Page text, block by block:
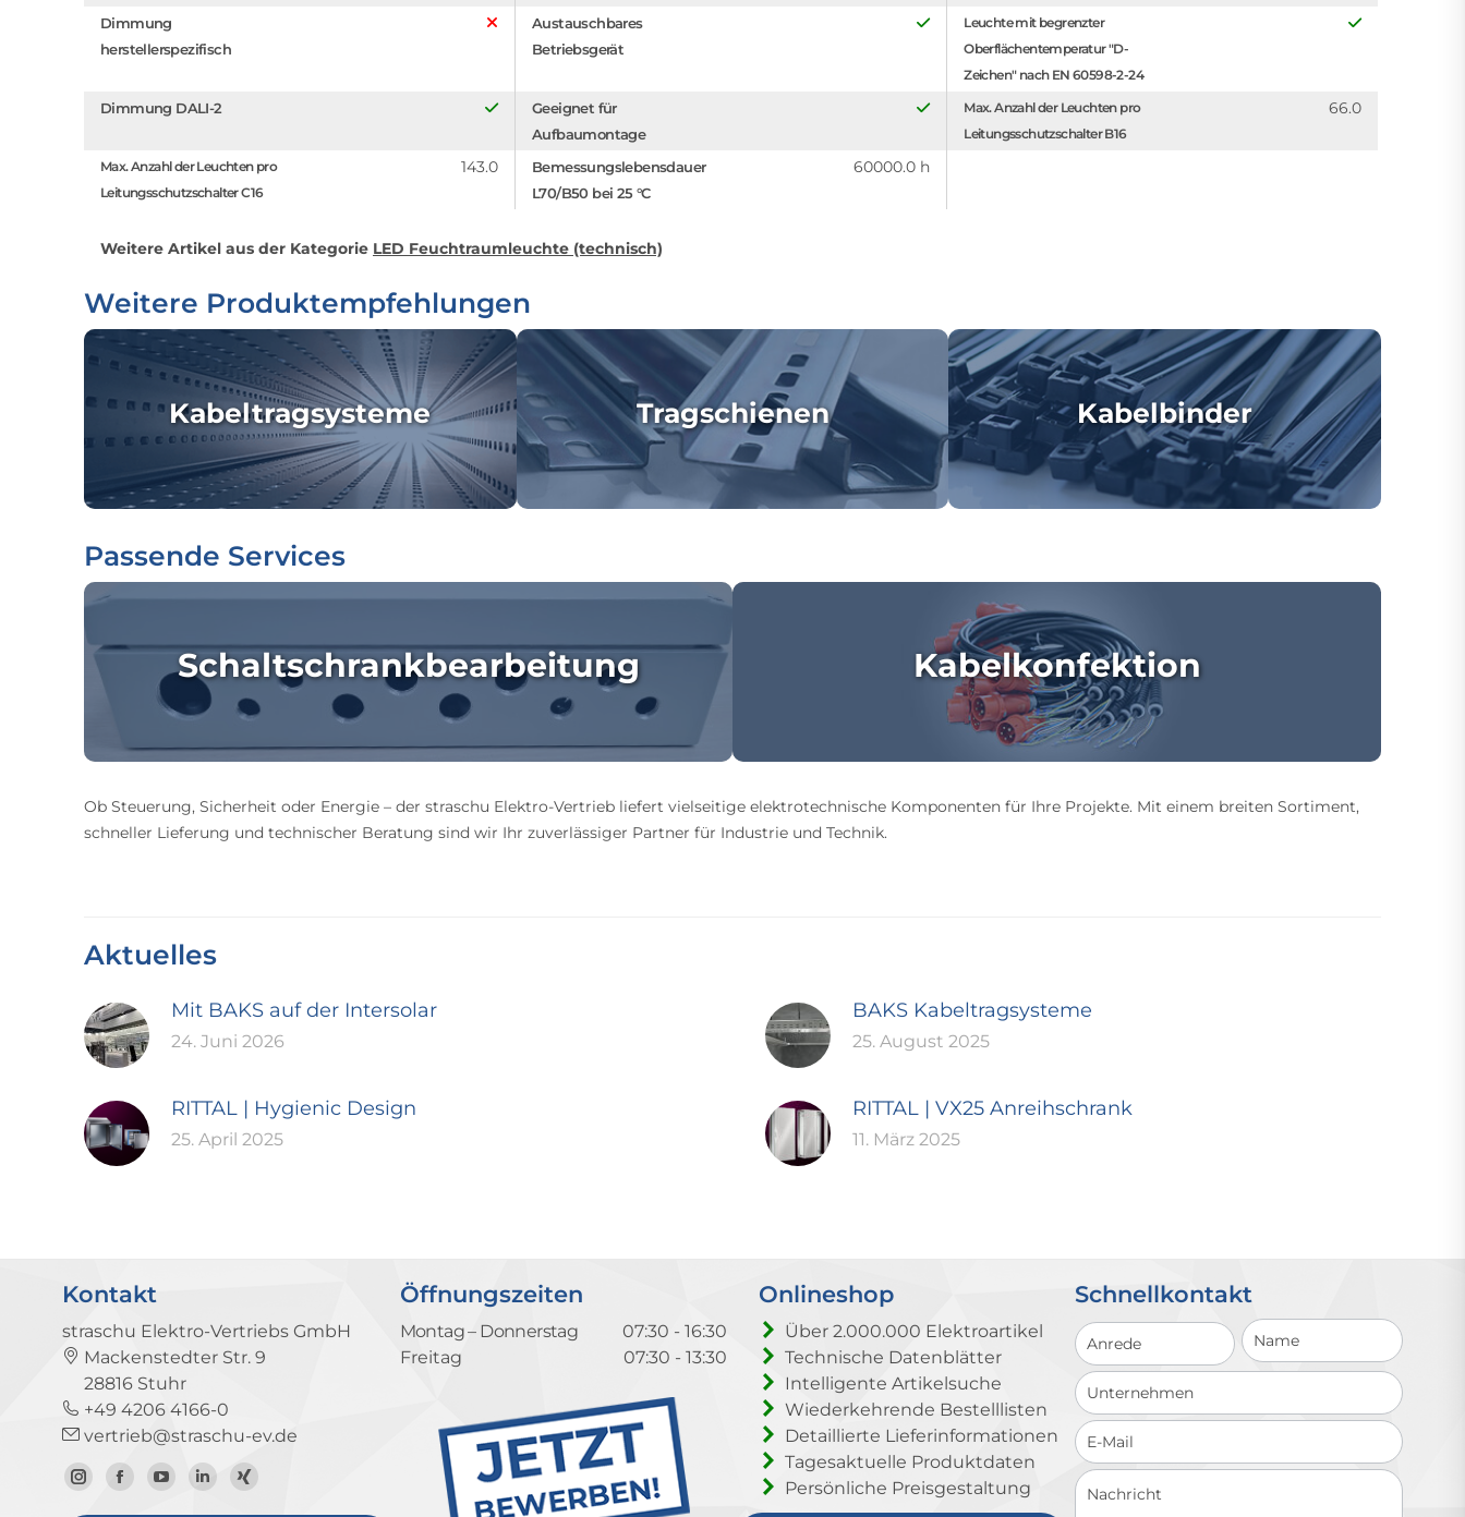
Dimmung
herstellerspezifisch
Austauschbares
Betriebsgerät
Leuchte mit begrenzter
Oberflächentemperatur "D-
Zeichen" nach EN 60598-2-24
Dimmung DALI-2
Geeignet für
Aufbaumontage
Max. Anzahl der Leuchten pro
Leitungsschutzschalter B16
66.0
Max. Anzahl der Leuchten pro
Leitungsschutzschalter C16
143.0
Bemessungslebensdauer
L70/B50 bei 25 °C
60000.0 h
Weitere Artikel aus der Kategorie LED Feuchtraumleuchte (technisch)
Weitere Produktempfehlungen
Kabeltragsysteme Tragschienen Kabelbinder
Passende Services
Schaltschrankbearbeitung Kabelkonfektion
Ob Steuerung, Sicherheit oder Energie – der straschu Elektro-Vertrieb liefert vielseitige elektrotechnische Komponenten für Ihre Projekte. Mit einem breiten Sortiment,
schneller Lieferung und technischer Beratung sind wir Ihr zuverlässiger Partner für Industrie und Technik.
Aktuelles
Mit BAKS auf der Intersolar
24. Juni 2026
BAKS Kabeltragsysteme
25. August 2025
RITTAL | Hygienic Design
25. April 2025
RITTAL | VX25 Anreihschrank
11. März 2025
Kontakt
straschu Elektro-Vertriebs GmbH
Mackenstedter Str. 9
28816 Stuhr
+49 4206 4166-0
vertrieb@straschu-ev.de
ZumZur
ZumZumZum
Öffnungszeiten
Montag – Donnerstag
07:30 - 16:30
Freitag
07:30 - 13:30
Onlineshop
Über 2.000.000 Elektroartikel
Technische Datenblätter
Intelligente Artikelsuche
Wiederkehrende Bestelllisten
Detaillierte Lieferinformationen
Tagesaktuelle Produktdaten
Persönliche Preisgestaltung
Schnellkontakt
Schnellkontakt